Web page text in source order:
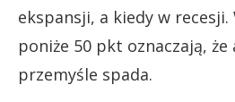
ekspansji, a kiedy w
poniże 50 pkt oznaczają,
przemyśle spada.